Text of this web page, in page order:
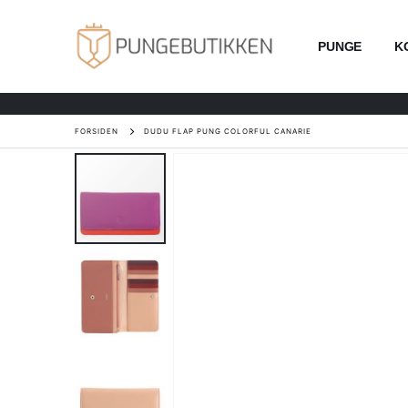
PUNGE
FORSIDEN DUDU FLAP PUNG COLORFUL CANARIE
Gå
af